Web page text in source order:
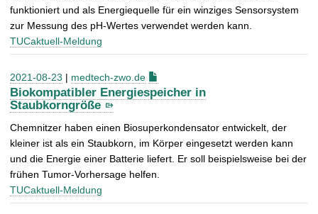
funktioniert und als Energiequelle für ein winziges Sensor­system
zur Messung des pH-Wertes verwendet werden kann.
TUCaktuell-Meldung
2021-08-23 | medtech-zwo.de
Biokompatibler Energiespeicher in
Staubkorngröße
Chemnitzer haben einen Biosuperkondensator entwickelt, der
kleiner ist als ein Staubkorn, im Körper eingesetzt werden kann
und die Energie einer Batterie liefert. Er soll beispielsweise bei der
frühen Tumor-Vorhersage helfen.
TUCaktuell-Meldung